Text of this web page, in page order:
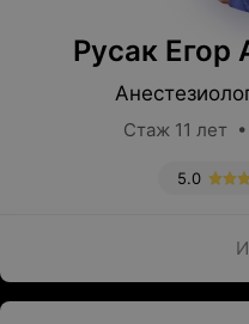
Русак Егор
Стаж 11 лет
5.0